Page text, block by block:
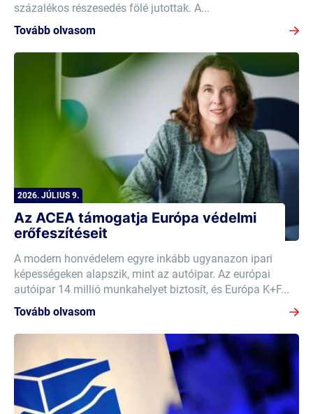
százalékos részesedés fölé jutottak. A...
Tovább olvasom
2026. JÚLIUS 9.
Az ACEA támogatja Európa védelmi
erőfeszítéseit
A modern honvédelem egyre inkább ugyanazon ipari
képességeken alapszik, mint az autóipar. Az európai
autóipar 14 millió munkahelyet biztosít, és Európa K+F...
Tovább olvasom